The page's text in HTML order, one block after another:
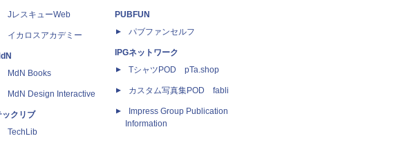
JレスキューWeb
イカロスアカデミー
MdN Books
MdN Design Interactive
ックリブ
TechLib
PUBFUN
パブファンセルフ
IPGネットワーク
TシャツPOD pTa.shop
カスタム写真集POD fabli
Impress Group Publication
Information